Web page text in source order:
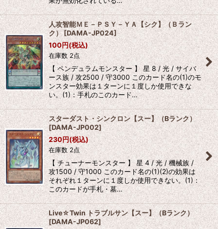
人攻智能ＭＥ－ＰＳＹ－ＹＡ【シク】（Ｂラン
ク） [DAMA-JP024]
100円(税込)
在庫数 2点
【 ペンデュラムモンスター 】 星 8 / 光 / サイバ
ース族 / 攻2500 / 守3000 このカード名の(1)のモ
ンスター効果は１ターンに１度しか使用できな
い。(1)：手札のこのカード…
スターダスト・シンクロン【スー】（Bランク）
[DAMA-JP002]
230円(税込)
在庫数 2点
【 チューナーモンスター 】 星 4 / 光 / 機械族 /
攻1500 / 守1000 このカード名の(1)(2)の効果は
それぞれ１ターンに１度しか使用できない。(1)：
このカードが手札・墓…
Live☆Twin トラブルサン【スー】（Bランク）
[DAMA-JP062]